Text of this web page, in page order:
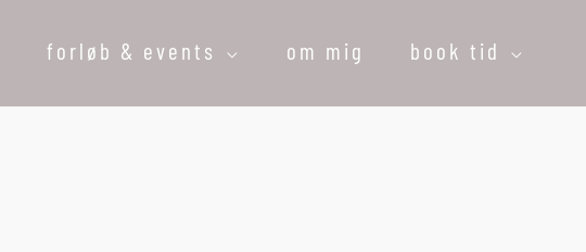
forløb & events om mig book tid